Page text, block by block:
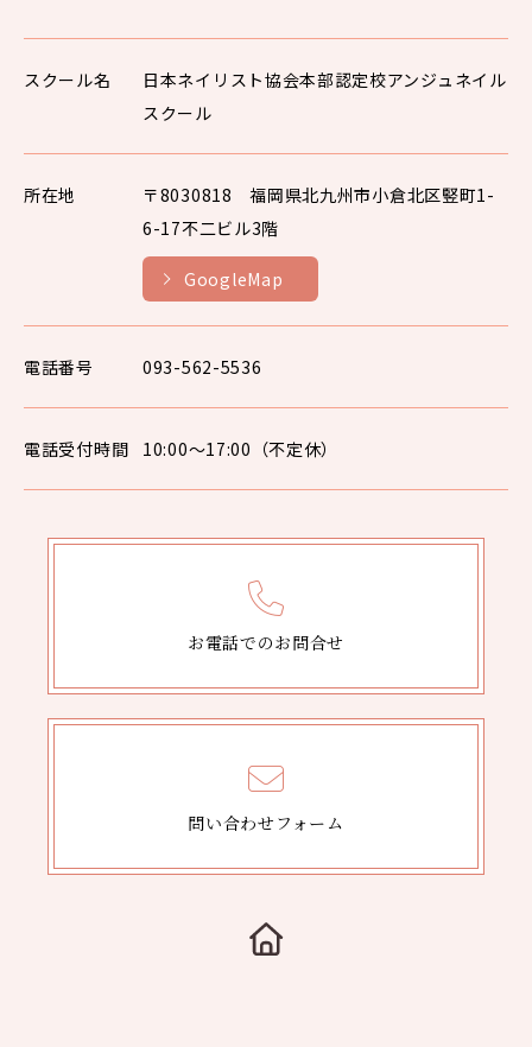
スクール名
日本ネイリスト協会本部認定校アンジュネイル
スクール
所在地
〒8030818 福岡県北九州市小倉北区竪町1-
6-17不二ビル3階
GoogleMap
電話番号 093-562-5536
電話受付時間 10:00〜17:00（不定休）
お電話でのお問合せ
問い合わせフォーム